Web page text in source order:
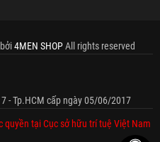
4MEN SHOPAll rights reserved
- Tp.HCM cấp ngày 05/06/2017
quyền tại Cục sở hữu trí tuệ Việt Nam